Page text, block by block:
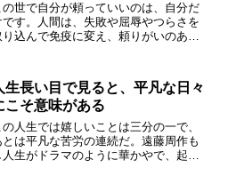
の世で自分が頼っていいのは、自分だ
です。人間は、失敗や屈辱やつらさを
り込んで免疫に変え、頼りがいのある
の言葉は確かに大切で、「自分の人生
、自分自身で切り開く」...
生長い目で見ると、平凡な日々
こそ意味がある
の人生では嬉しいことは三分の一で、
とは平凡な苦労の連続だ。遠藤周作も
人生がドラマのように華かやで、起承